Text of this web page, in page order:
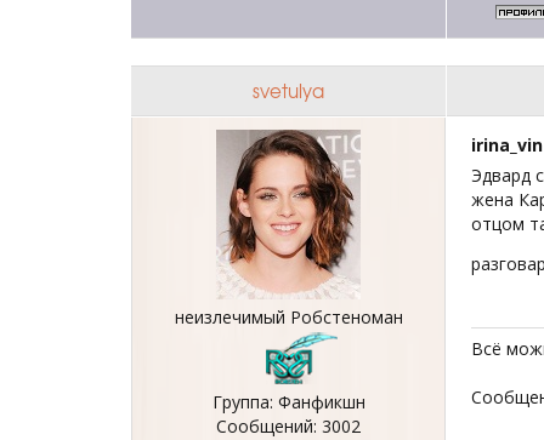
svetulya
неизлечимый Робстеноман
Группа: Фанфикшн
Сообщений: 3002
Эдвард
жена
отцом
Всё